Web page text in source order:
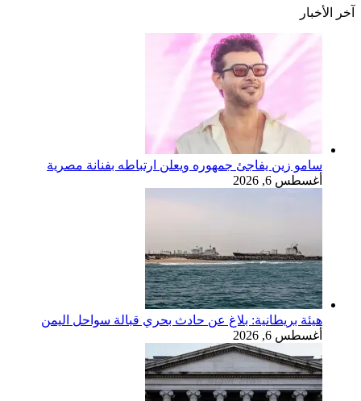
آخر الأخبار
سامو زين يفاجئ جمهوره ويعلن ارتباطه بفنانة مصرية
أغسطس 6, 2026
هيئة بريطانية: بلاغ عن حادث بحري قبالة سواحل اليمن
أغسطس 6, 2026